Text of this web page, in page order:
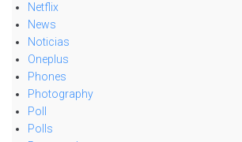
Netflix
News
Noticias
Oneplus
Phones
Photography
Poll
Polls